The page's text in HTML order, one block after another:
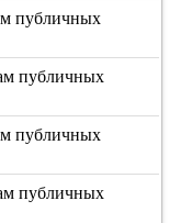
публичных
публичных
публичных
публичных